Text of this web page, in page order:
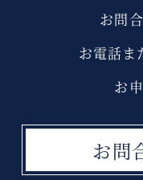
お問
お電話ま
お
お問